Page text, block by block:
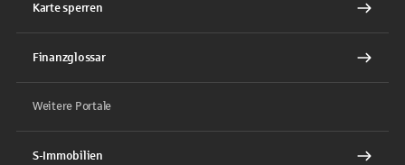
Karte sperren
Finanzglossar
Weitere Portale
S-Immobilien